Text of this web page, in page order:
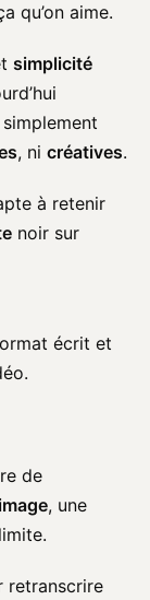
qu’on aime.
simplicité
, ni créatives.
à retenir
noir sur
écrit et
de
image, une
retranscrire